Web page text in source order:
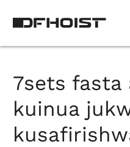
7sets fasta
kuinua